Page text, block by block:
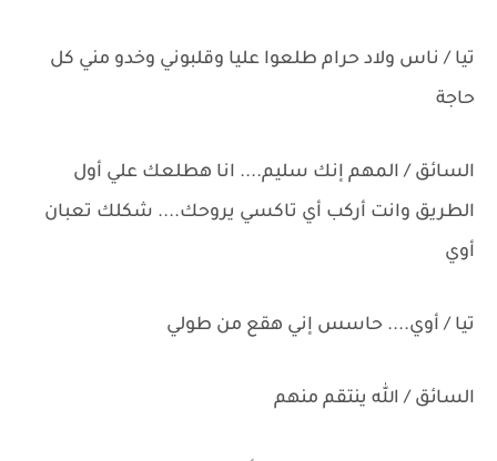
تيا / ناس ولاد حرام طلعوا عليا وقلبوني وخدو مني كل
حاجة
السائق / المهم إنك سليم.... انا هطلعك علي أول
الطريق وانت أركب أي تاكسي يروحك.... شكلك تعبان
أوي
تيا / أوي.... حاسس إني هقع من طولي
السائق / الله ينتقم منهم